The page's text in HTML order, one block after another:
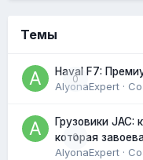
Темы
0
Haval F7:
AlyonaExpert ·
0
Грузовики JAC:
которая
AlyonaExpert ·